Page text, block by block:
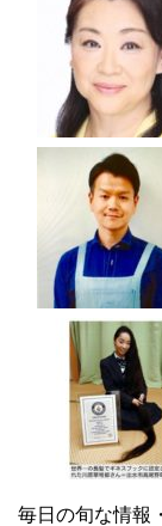
毎日の旬な情報